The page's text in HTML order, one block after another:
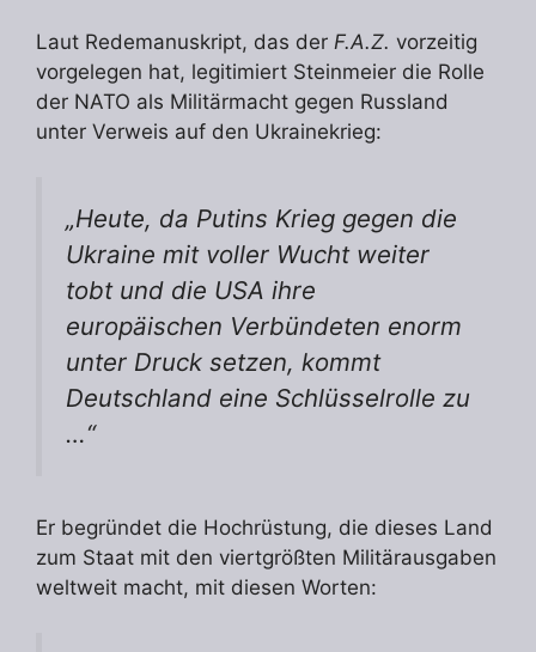
Laut Redemanuskript, das der F.A.Z. vorzeitig
vorgelegen hat, legitimiert Steinmeier die Rolle
der NATO als Militärmacht gegen Russland
unter Verweis auf den Ukrainekrieg:
„Heute, da Putins Krieg gegen die
Ukraine mit voller Wucht weiter
tobt und die USA ihre
europäischen Verbündeten enorm
unter Druck setzen, kommt
Deutschland eine Schlüsselrolle zu
…“
Er begründet die Hochrüstung, die dieses Land
zum Staat mit den viertgrößten Militärausgaben
weltweit macht, mit diesen Worten: